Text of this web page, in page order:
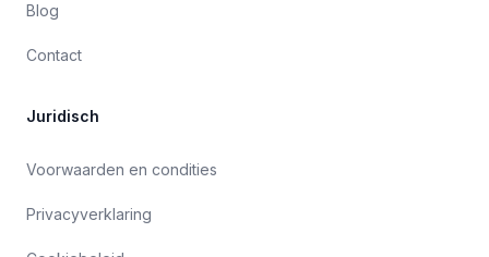
Blog
Contact
Juridisch
Voorwaarden en condities
Privacyverklaring